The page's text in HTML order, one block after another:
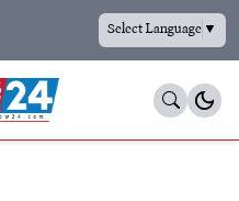
Select Language▼